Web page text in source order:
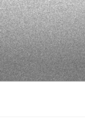
Przejdź
do
treści